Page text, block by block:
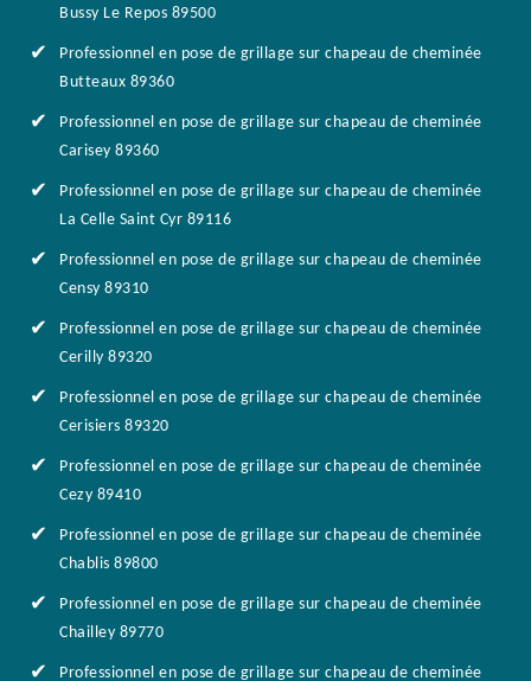
Bussy Le Repos 89500
Professionnel en pose de grillage sur chapeau de cheminée
Butteaux 89360
Professionnel en pose de grillage sur chapeau de cheminée
Carisey 89360
Professionnel en pose de grillage sur chapeau de cheminée
La Celle Saint Cyr 89116
Professionnel en pose de grillage sur chapeau de cheminée
Censy 89310
Professionnel en pose de grillage sur chapeau de cheminée
Cerilly 89320
Professionnel en pose de grillage sur chapeau de cheminée
Cerisiers 89320
Professionnel en pose de grillage sur chapeau de cheminée
Cezy 89410
Professionnel en pose de grillage sur chapeau de cheminée
Chablis 89800
Professionnel en pose de grillage sur chapeau de cheminée
Chailley 89770
Professionnel en pose de grillage sur chapeau de cheminée